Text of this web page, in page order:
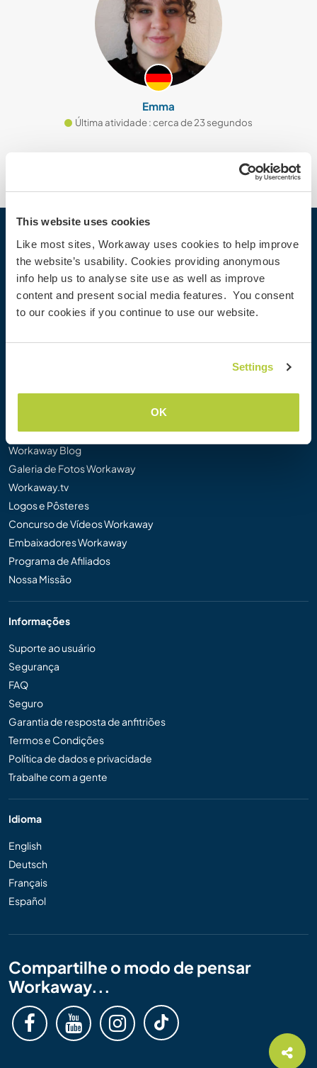
This website uses cookies
Like most sites, Workaway uses cookies to help improve
the website’s usability. Cookies providing anonymous
info help us to analyse site use as well as improve
content and present social media features. You consent
to our cookies if you continue to use our website.
Settings
OK
Emma
Última atividade : cerca de 23 segundos
Workaway
Informações para anfitriões
Informações para Workawayers
Cadastrar-se como anfitrião
Workaway Blog
Galeria de Fotos Workaway
Workaway.tv
Logos e Pôsteres
Concurso de Vídeos Workaway
Embaixadores Workaway
Programa de Afiliados
Nossa Missão
Informações
Suporte ao usuário
Segurança
FAQ
Seguro
Garantia de resposta de anfitriões
Termos e Condições
Política de dados e privacidade
Trabalhe com a gente
Idioma
English
Deutsch
Français
Español
Compartilhe o modo de pensar
Workaway...